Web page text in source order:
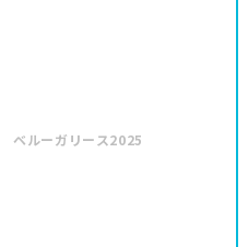
ベルーガリース2025